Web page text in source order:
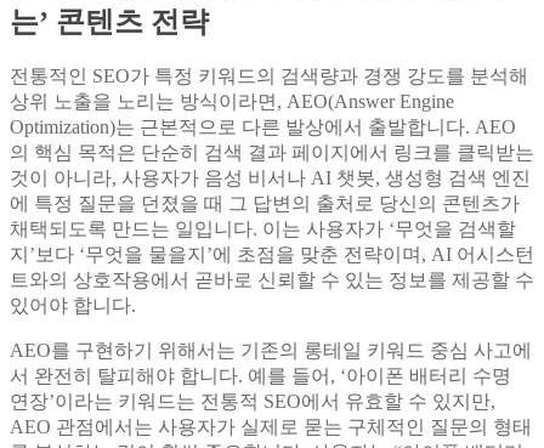
는’ 콘텐츠 전략
전통적인 SEO가 특정 키워드의 검색량과 경쟁 강도를 분석해
상위 노출을 노리는 방식이라면, AEO(Answer Engine
Optimization)는 근본적으로 다른 발상에서 출발합니다. AEO
의 핵심 목적은 단순히 검색 결과 페이지에서 링크를 클릭받는
것이 아니라, 사용자가 음성 비서나 AI 챗봇, 생성형 검색 엔진
에 특정 질문을 던졌을 때 그 답변의 출처로 당신의 콘텐츠가
채택되도록 만드는 일입니다. 이는 사용자가 ‘무엇을 검색할
지’보다 ‘무엇을 물을지’에 초점을 맞춘 전략이며, AI 어시스턴
트와의 상호작용에서 곧바로 신뢰할 수 있는 정보를 제공할 수
있어야 합니다.
AEO를 구현하기 위해서는 기존의 롱테일 키워드 중심 사고에
서 완전히 탈피해야 합니다. 예를 들어, ‘아이폰 배터리 수명
연장’이라는 키워드는 전통적 SEO에서 유효할 수 있지만,
AEO 관점에서는 사용자가 실제로 묻는 구체적인 질문의 형태